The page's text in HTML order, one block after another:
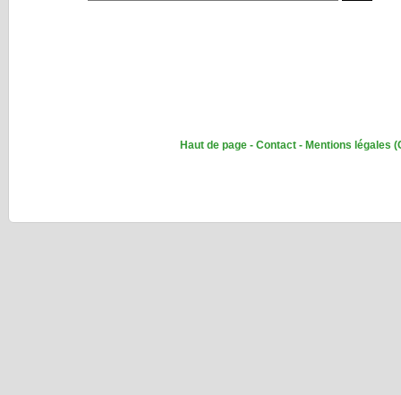
Haut de page -Contact -Mentions légales